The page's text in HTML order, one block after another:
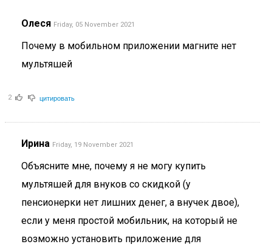
Олеся Friday, 05 November 2021
Почему в мобильном приложении магните нет
мультяшей
2 цитировать
Ирина Friday, 19 November 2021
Объясните мне, почему я не могу купить
мультяшей для внуков со скидкой (у
пенсионерки нет лишних денег, а внучек двое),
если у меня простой мобильник, на который не
возможно установить приложение для